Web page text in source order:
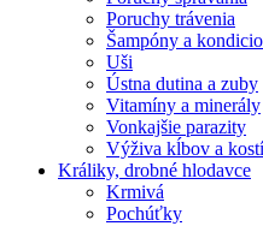
Poruchy trávenia
Šampóny a
Uši
Ústna dutina a zuby
Vitamíny a minerály
Vonkajšie parazity
Výživa kĺbov a kostí
Králiky, drobné hlodavce
Krmivá
Pochúťky